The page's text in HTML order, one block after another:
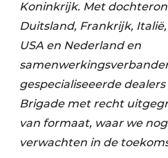
Koninkrijk. Met
Duitsland, Frankrijk,
USA en Nederland en
gespecialiseeerde
Brigade met recht
van formaat, waar we
verwachten in de